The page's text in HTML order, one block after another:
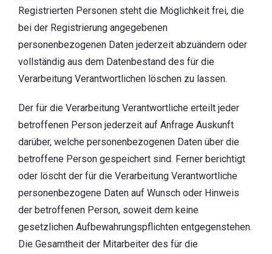
Registrierten Personen steht die Möglichkeit frei, die
bei der Registrierung angegebenen
personenbezogenen Daten jederzeit abzuändern oder
vollständig aus dem Datenbestand des für die
Verarbeitung Verantwortlichen löschen zu lassen.
Der für die Verarbeitung Verantwortliche erteilt jeder
betroffenen Person jederzeit auf Anfrage Auskunft
darüber, welche personenbezogenen Daten über die
betroffene Person gespeichert sind. Ferner berichtigt
oder löscht der für die Verarbeitung Verantwortliche
personenbezogene Daten auf Wunsch oder Hinweis
der betroffenen Person, soweit dem keine
gesetzlichen Aufbewahrungspflichten entgegenstehen.
Die Gesamtheit der Mitarbeiter des für die